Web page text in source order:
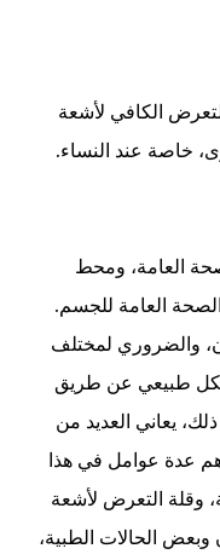
الكافي لأشعة
خاصة عند النساء.
العامة، ومحط
العامة للجسم.
والضروري لمختلف
طبيعي عن طريق
يعاني العديد من
عدة عوامل في هذا
وقلة التعرض لأشعة
وبعض الحالات الطبية،